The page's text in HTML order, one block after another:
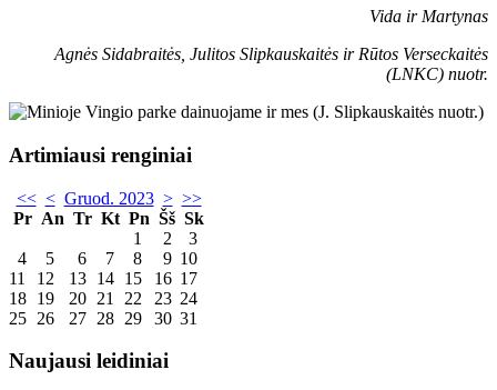
Vida ir Martynas
Agnės Sidabraitės, Julitos Slipkauskaitės ir Rūtos Verseckaitės
(LNKC) nuotr.
Artimiausi renginiai
<< < Gruod. 2023 > >>
Pr An Tr Kt Pn Šš Sk
1
2
3
4
5 6 7 8 9 10
11
12 13 14 15 16 17
18 19 20 21 22 23 24
25 26 27 28 29 30 31
Naujausi leidiniai